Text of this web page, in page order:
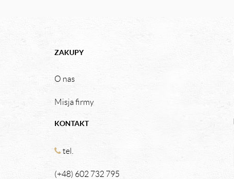
ZAKUPY
O nas
Misja firmy
KONTAKT
tel.
(+48) 602 732 795